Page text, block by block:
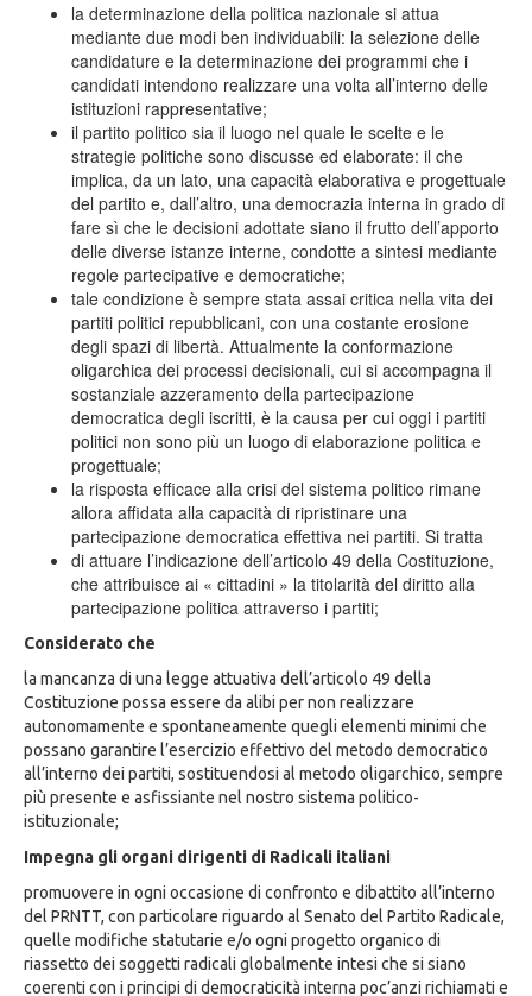
la determinazione della politica nazionale si attua
mediante due modi ben individuabili: la selezione delle
candidature e la determinazione dei programmi che i
candidati intendono realizzare una volta all’interno delle
istituzioni rappresentative;
il partito politico sia il luogo nel quale le scelte e le
strategie politiche sono discusse ed elaborate: il che
implica, da un lato, una capacità elaborativa e progettuale
del partito e, dall’altro, una democrazia interna in grado di
fare sì che le decisioni adottate siano il frutto dell’apporto
delle diverse istanze interne, condotte a sintesi mediante
regole partecipative e democratiche;
tale condizione è sempre stata assai critica nella vita dei
partiti politici repubblicani, con una costante erosione
degli spazi di libertà. Attualmente la conformazione
oligarchica dei processi decisionali, cui si accompagna il
sostanziale azzeramento della partecipazione
democratica degli iscritti, è la causa per cui oggi i partiti
politici non sono più un luogo di elaborazione politica e
progettuale;
la risposta efficace alla crisi del sistema politico rimane
allora affidata alla capacità di ripristinare una
partecipazione democratica effettiva nei partiti. Si tratta
di attuare l’indicazione dell’articolo 49 della Costituzione,
che attribuisce ai « cittadini » la titolarità del diritto alla
partecipazione politica attraverso i partiti;
Considerato che
la mancanza di una legge attuativa dell’articolo 49 della
Costituzione possa essere da alibi per non realizzare
autonomamente e spontaneamente quegli elementi minimi che
possano garantire l’esercizio effettivo del metodo democratico
all’interno dei partiti, sostituendosi al metodo oligarchico, sempre
più presente e asfissiante nel nostro sistema politico-
istituzionale;
Impegna gli organi dirigenti di Radicali italiani
promuovere in ogni occasione di confronto e dibattito all’interno
del PRNTT, con particolare riguardo al Senato del Partito Radicale,
quelle modifiche statutarie e/o ogni progetto organico di
riassetto dei soggetti radicali globalmente intesi che si siano
coerenti con i principi di democraticità interna poc’anzi richiamati e